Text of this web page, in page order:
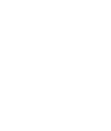
kerja